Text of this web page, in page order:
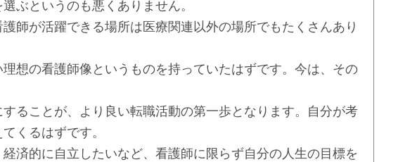
ぶというのも悪くありません。
師が活躍できる場所は医療関連以外の場所でもたくさんあり
想の看護師像というものを持っていたはずです。今は、その
ることが、より良い転職活動の第一歩となります。自分が考
くるはずです。
済的に自立したいなど、看護師に限らず自分の人生の目標を